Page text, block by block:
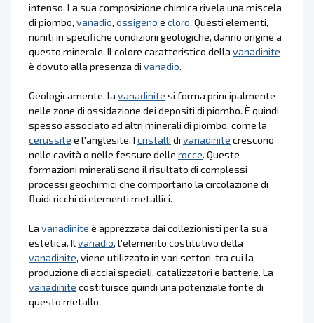
intenso. La sua composizione chimica rivela una miscela
di piombo, vanadio, ossigeno e cloro. Questi elementi,
riuniti in specifiche condizioni geologiche, danno origine a
questo minerale. Il colore caratteristico della vanadinite
è dovuto alla presenza di vanadio.
Geologicamente, la vanadinite si forma principalmente
nelle zone di ossidazione dei depositi di piombo. È quindi
spesso associato ad altri minerali di piombo, come la
cerussite e l'anglesite. I cristalli di vanadinite crescono
nelle cavità o nelle fessure delle rocce. Queste
formazioni minerali sono il risultato di complessi
processi geochimici che comportano la circolazione di
fluidi ricchi di elementi metallici.
La vanadinite è apprezzata dai collezionisti per la sua
estetica. Il vanadio, l'elemento costitutivo della
vanadinite, viene utilizzato in vari settori, tra cui la
produzione di acciai speciali, catalizzatori e batterie. La
vanadinite costituisce quindi una potenziale fonte di
questo metallo.